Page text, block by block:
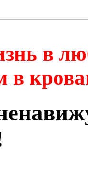
в
в